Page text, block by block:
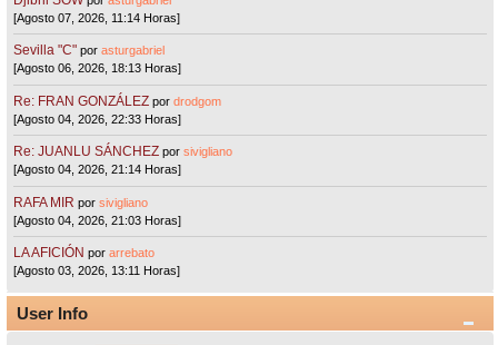
[Agosto 07, 2026, 11:14 Horas]
Sevilla "C"porasturgabriel
[Agosto 06, 2026, 18:13 Horas]
Re: FRAN GONZÁLEZ pordrodgom
[Agosto 04, 2026, 22:33 Horas]
Re: JUANLU SÁNCHEZ porsivigliano
[Agosto 04, 2026, 21:14 Horas]
RAFA MIR porsivigliano
[Agosto 04, 2026, 21:03 Horas]
LA AFICIÓN porarrebato
[Agosto 03, 2026, 13:11 Horas]
User Info